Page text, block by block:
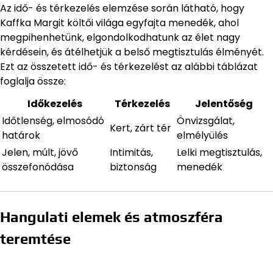
Az idő- és térkezelés elemzése során látható, hogy
Kaffka Margit költői világa egyfajta menedék, ahol
megpihenhetünk, elgondolkodhatunk az élet nagy
kérdésein, és átélhetjük a belső megtisztulás élményét.
Ezt az összetett idő- és térkezelést az alábbi táblázat
foglalja össze:
Időkezelés
Térkezelés
Jelentőség
Időtlenség, elmosódó
határok
Kert, zárt tér
Önvizsgálat,
elmélyülés
Jelen, múlt, jövő
összefonódása
Intimitás,
biztonság
Lelki megtisztulás,
menedék
Hangulati elemek és atmoszféra
teremtése